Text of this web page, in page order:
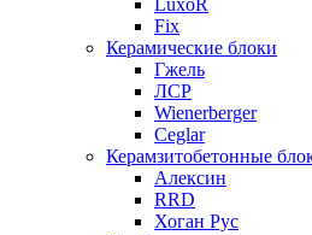
LuxoR
Fix
Керамические блоки
Гжель
ЛСР
Wienerberger
Ceglar
Керамзитобетонные
Алексин
RRD
Хоган Рус